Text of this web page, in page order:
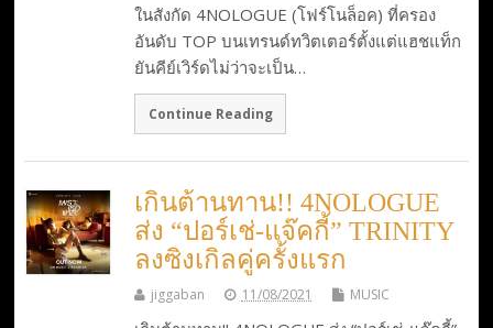
ในสังกัด 4NOLOGUE (โฟร์โนล็อค) ที่ครอง
อันดับ TOP บนเทรนด์ทวิตเตอร์ตั้งแต่แฮชแท็ก
ยันคีย์เวิร์ดไม่ว่าจะเป็น…
Continue Reading
เกินต้านทาน!! 4NOLOGUE
ส่ง “ปอร์เช่-แจ๊คกี้” TRINITY
ลงซิงเกิลคู่ครั้งแรก
jiggaban 11/08/2021 MUSIC